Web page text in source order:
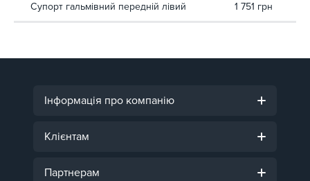
Супорт гальмівний передній лівий 1 751 грн
Інформація про компанію
Клієнтам
Партнерам